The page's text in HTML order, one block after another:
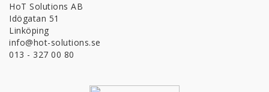
HoT Solutions AB
Idögatan 51
Linköping
info@hot-solutions.se
013 - 327 00 80